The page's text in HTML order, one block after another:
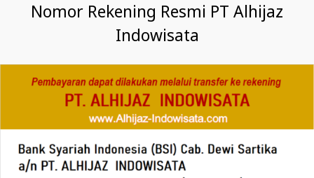
Nomor Rekening Resmi PT Alhijaz
Indowisata